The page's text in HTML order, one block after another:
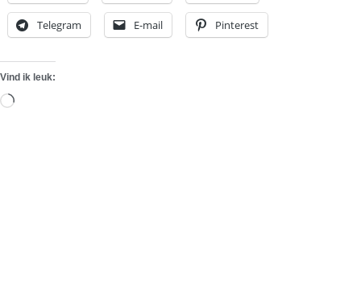
Telegram E-mail Pinterest
Vind ik leuk:
Aan